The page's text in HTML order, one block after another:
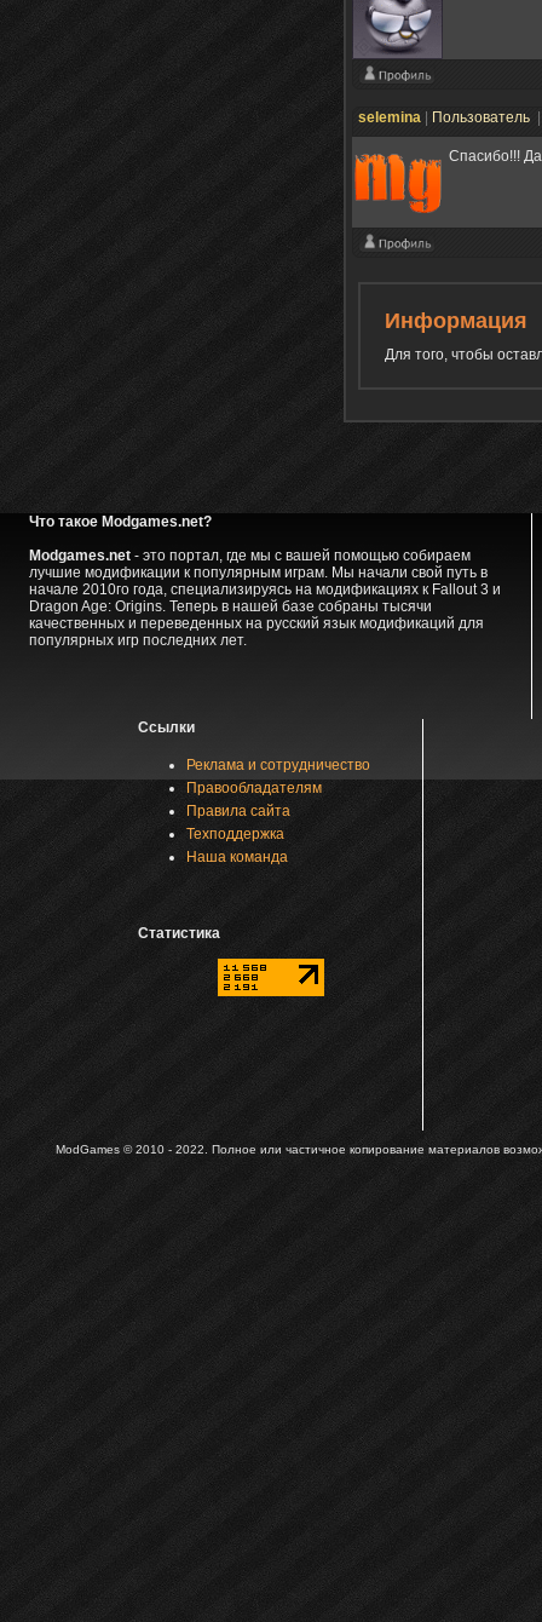
selemina Пользователь
Спасибо!!!
Информация
Для того, чтобы
Что такое Modgames.net?
Modgames.net- это портал, где мы с вашей помощью собираем
лучшие модификации к популярным играм. Мы начали свой путь в
начале 2010го года, специализируясь на модификациях к Fallout 3 и
Dragon Age: Origins. Теперь в нашей базе собраны тысячи
качественных и переведенных на русский язык модификаций для
популярных игр последних лет.
Ссылки
Реклама и сотрудничество
Правообладателям
Правила сайта
Техподдержка
Наша команда
Статистика
ModGames © 2010 - 2022. Полное или частичное копирование материалов